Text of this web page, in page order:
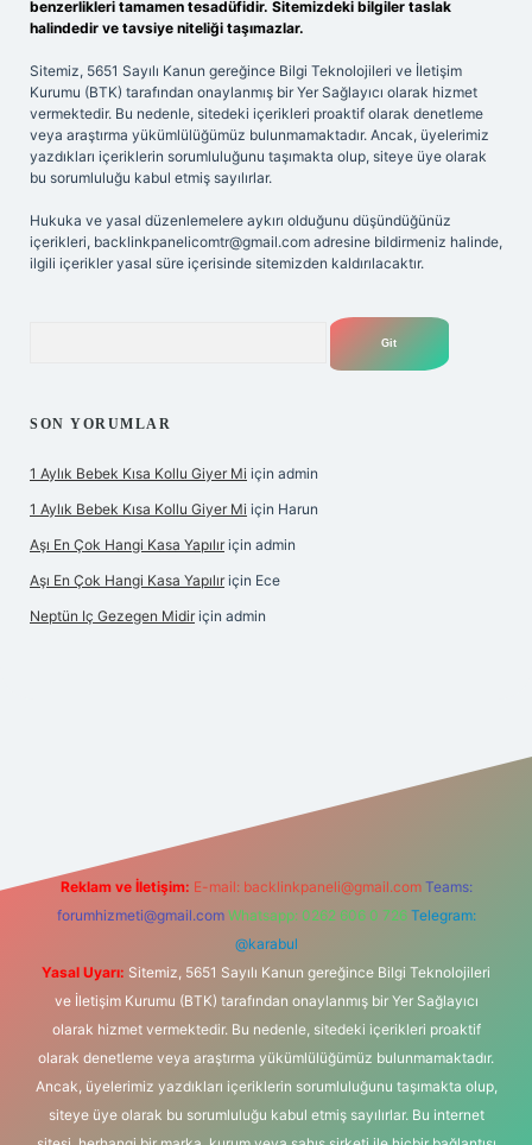
benzerlikleri tamamen tesadüfidir. Sitemizdeki bilgiler taslak
halindedir ve tavsiye niteliği taşımazlar.
Sitemiz, 5651 Sayılı Kanun gereğince Bilgi Teknolojileri ve İletişim
Kurumu (BTK) tarafından onaylanmış bir Yer Sağlayıcı olarak hizmet
vermektedir. Bu nedenle, sitedeki içerikleri proaktif olarak denetleme
veya araştırma yükümlülüğümüz bulunmamaktadır. Ancak, üyelerimiz
yazdıkları içeriklerin sorumluluğunu taşımakta olup, siteye üye olarak
bu sorumluluğu kabul etmiş sayılırlar.
Hukuka ve yasal düzenlemelere aykırı olduğunu düşündüğünüz
içerikleri, backlinkpanelicomtr@gmail.com adresine bildirmeniz halinde,
ilgili içerikler yasal süre içerisinde sitemizden kaldırılacaktır.
SON YORUMLAR
1 Aylık Bebek Kısa Kollu Giyer Mi için admin
1 Aylık Bebek Kısa Kollu Giyer Mi için Harun
Aşı En Çok Hangi Kasa Yapılır için admin
Aşı En Çok Hangi Kasa Yapılır için Ece
Neptün Iç Gezegen Midir için admin
Reklam ve İletişim: E-mail: backlinkpaneli@gmail.com Teams:
forumhizmeti@gmail.com Whatsapp: 0262 606 0 726 Telegram:
@karabul
Yasal Uyarı: Sitemiz, 5651 Sayılı Kanun gereğince Bilgi Teknolojileri
ve İletişim Kurumu (BTK) tarafından onaylanmış bir Yer Sağlayıcı
olarak hizmet vermektedir. Bu nedenle, sitedeki içerikleri proaktif
olarak denetleme veya araştırma yükümlülüğümüz bulunmamaktadır.
Ancak, üyelerimiz yazdıkları içeriklerin sorumluluğunu taşımakta olup,
siteye üye olarak bu sorumluluğu kabul etmiş sayılırlar. Bu internet